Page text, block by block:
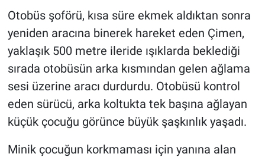
Otobüs şoförü, kısa süre ekmek aldıktan sonra
yeniden aracına binerek hareket eden Çimen,
yaklaşık 500 metre ileride ışıklarda beklediği
sırada otobüsün arka kısmından gelen ağlama
sesi üzerine aracı durdurdu. Otobüsü kontrol
eden sürücü, arka koltukta tek başına ağlayan
küçük çocuğu görünce büyük şaşkınlık yaşadı.
Minik çocuğun korkmaması için yanına alan